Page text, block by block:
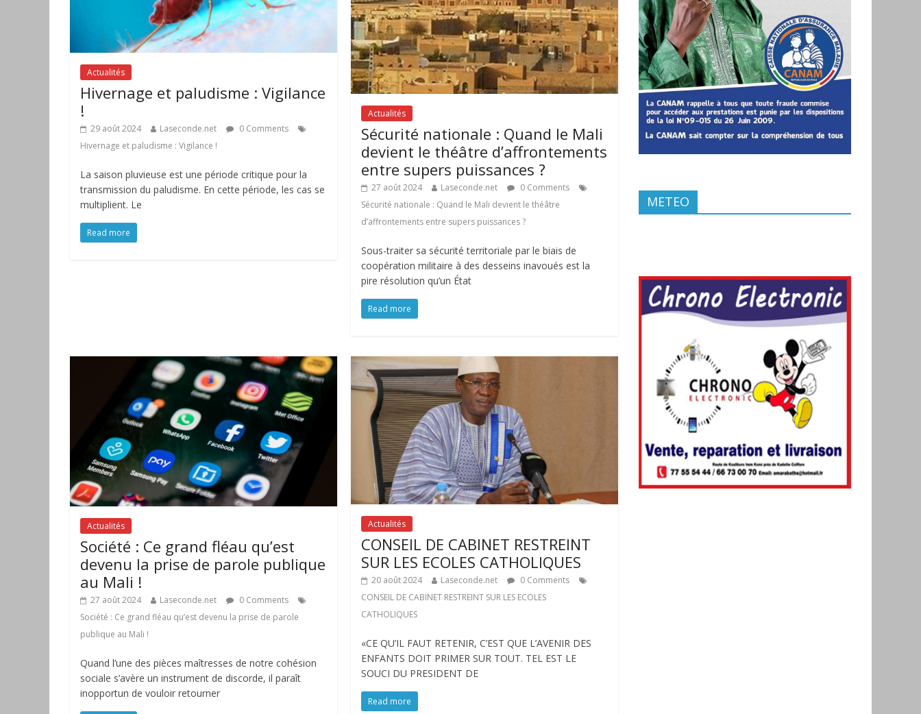
Actualités
Hivernage et paludisme : Vigilance
!
29 août 2024 Laseconde.net
0 Comments
Hivernage et paludisme : Vigilance !
La saison pluvieuse est une période critique pour la
transmission du paludisme. En cette période, les cas se
multiplient. Le
Read more
Actualités
Sécurité nationale : Quand le Mali
devient le théâtre d’affrontements
entre supers puissances ?
27 août 2024 Laseconde.net
0 Comments
Sécurité nationale : Quand le Mali devient le théâtre
d’affrontements entre supers puissances ?
Sous-traiter sa sécurité territoriale par le biais de
coopération militaire à des desseins inavoués est la
pire résolution qu’un État
Read more
Actualités
Société : Ce grand fléau qu’est
devenu la prise de parole publique
au Mali !
27 août 2024 Laseconde.net
0 Comments
Société : Ce grand fléau qu’est devenu la prise de parole
publique au Mali !
Quand l’une des pièces maîtresses de notre cohésion
sociale s’avère un instrument de discorde, il paraît
inopportun de vouloir retourner
Actualités
CONSEIL DE CABINET RESTREINT
SUR LES ECOLES CATHOLIQUES
20 août 2024 Laseconde.net
0 Comments
CONSEIL DE CABINET RESTREINT SUR LES ECOLES
CATHOLIQUES
«CE QU’IL FAUT RETENIR, C’EST QUE L’AVENIR DES
ENFANTS DOIT PRIMER SUR TOUT. TEL EST LE
SOUCI DU PRESIDENT DE
Read more
METEO